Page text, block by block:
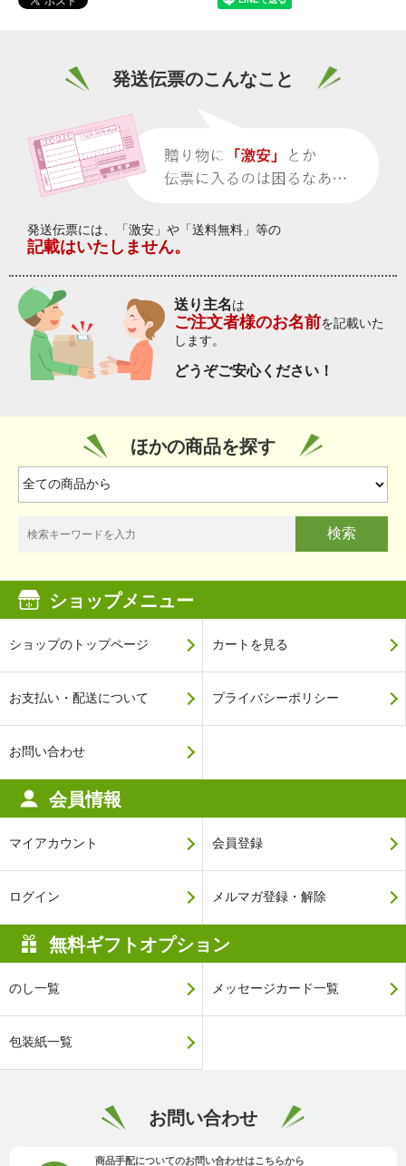
発送伝票のこんなこと
発送伝票には、「激安」や「送料無料」等の
記載はいたしません。
送り主名は
ご注文者様のお名前を記載いた
します。
どうぞご安心ください！
ほかの商品を探す
検索
ショップメニュー
ショップのトップページ カートを見る
お支払い・配送について プライバシーポリシー
お問い合わせ
会員情報
マイアカウント 会員登録
ログイン メルマガ登録・解除
無料ギフトオプション
のし一覧 メッセージカード一覧
包装紙一覧
お問い合わせ
商品手配についてのお問い合わせはこちらから